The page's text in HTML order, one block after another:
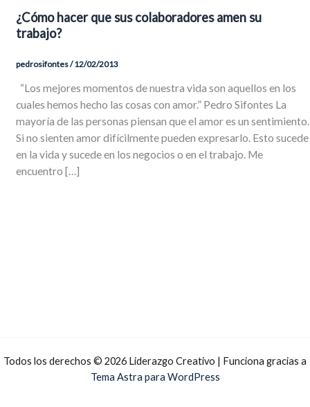
¿Cómo hacer que sus colaboradores amen su
trabajo?
pedrosifontes/12/02/2013
“Los mejores momentos de nuestra vida son aquellos en los
cuales hemos hecho las cosas con amor.” Pedro Sifontes La
mayoría de las personas piensan que el amor es un sentimiento.
Si no sienten amor difícilmente pueden expresarlo. Esto sucede
en la vida y sucede en los negocios o en el trabajo. Me
encuentro […]
Todos los derechos © 2026 Liderazgo Creativo | Funciona gracias a
Tema Astra para WordPress